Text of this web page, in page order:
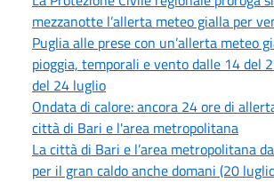
mezzanotte l’allerta meteo gialla per
Puglia alle prese con un’allerta meteo
pioggia, temporali e vento dalle 14 del
del 24 luglio
Ondata di calore: ancora 24 ore di
città di Bari e l'area metropolitana
La città di Bari e l’area metropolitana
per il gran caldo anche domani (20